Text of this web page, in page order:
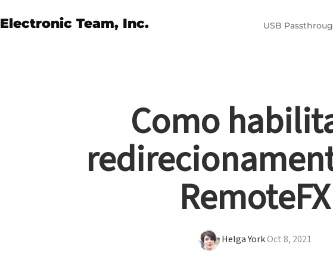
Electronic Team, Inc. USB
Como
RemoteFX
Helga YorkOct 8, 2021